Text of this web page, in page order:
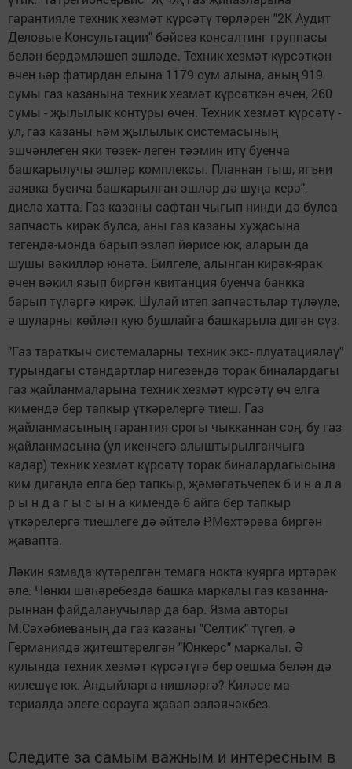
гарантияле техник хезмәт күрсәтү төрләрен "2К Аудит
Деловые Консультации" бәйсез консалтинг груп­пасы
белән бердәмләшеп эшләде. Техник хезмәт күрсәткән
өчен һәр фа­тирдан елына 1179 сум алына, аның 919
сумы газ казанына техник хезмәт күрсәткән өчен, 260
сумы - җылылык контуры өчен. Техник хезмәт күрсәтү -
ул, газ казаны һәм җылылык системасының
эшчәнлеген яки төзек- леген тәэмин итү буен­ча
башкарылучы эшләр комплексы. Планнан тыш, ягъни
заявка буенча баш­карылган эшләр дә шуңа керә",
диелә хатта. Газ ка­заны сафтан чыгып нинди дә булса
запчасть кирәк булса, аны газ казаны хуҗасына
тегендә-мон­да барып эзләп йөрисе юк, аларын да
шушы вәкилләр юнәтә. Билгеле, алынган кирәк-ярак
өчен вәкил язып биргән квитан­ция буенча банкка
барып түләргә кирәк. Шулай итеп запчастьлар түләүле,
ә шуларны көйләп кую буш­лайга башкарыла дигән сүз.
"Газ тараткыч систе­маларны техник экс- плуатацияләү"
турындагы стандартлар нигезендә торак биналардагы
газ җайланмаларына тех­ник хезмәт күрсәтү өч елга
кимендә бер тапкыр үткәрелергә тиеш. Газ
җайланмасының гаран­тия срогы чыкканнан соң, бу газ
җайланмасына (ул икенчегә алышты­рылганчыга
кадәр) тех­ник хезмәт күрсәтү то­рак биналардагысына
ким дигәндә елга бер тапкыр, җәмәгатьчелек б и н а л а
р ы н д а г ы с ы н а кимендә 6 айга бер тап­кыр
үткәрелергә тиешле­ге дә әйтелә Р.Мөхтәрәва биргән
җавапта.
Ләкин язмада күтәрелгән темага нокта куяр­га иртәрәк
әле. Чөнки шәһәребездә башка маркалы газ казанна­
рыннан файдаланучы­лар да бар. Язма ав­торы
М.Сәхәбиеваның да газ казаны "Селтик" түгел, ә
Германиядә җитештерелгән "Юнкерс" маркалы. Ә
кулында тех­ник хезмәт күрсәтүгә бер оешма белән дә
килешүе юк. Андыйларга нишләргә? Киләсе ма­
териалда әлеге сорауга җавап эзләячәкбез.
Следите за самым важным и интересным в